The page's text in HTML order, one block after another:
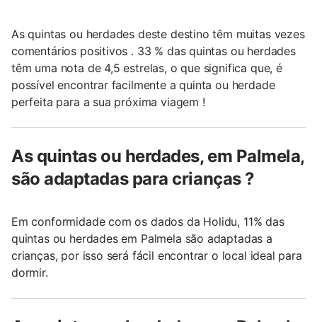
As quintas ou herdades deste destino têm muitas vezes
comentários positivos . 33 % das quintas ou herdades
têm uma nota de 4,5 estrelas, o que significa que, é
possível encontrar facilmente a quinta ou herdade
perfeita para a sua próxima viagem !
As quintas ou herdades, em Palmela,
são adaptadas para crianças ?
Em conformidade com os dados da Holidu, 11% das
quintas ou herdades em Palmela são adaptadas a
crianças, por isso será fácil encontrar o local ideal para
dormir.